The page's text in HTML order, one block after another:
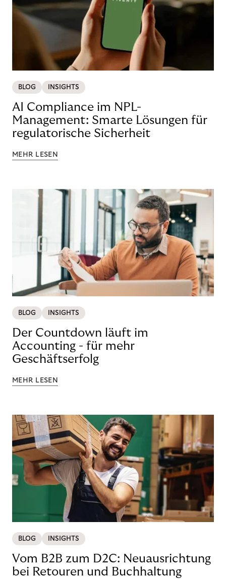
BLOG INSIGHTS
AI Compliance im NPL-
Management: Smarte Lösungen für
regulatorische Sicherheit
MEHR LESEN
BLOG INSIGHTS
Der Countdown läuft im
Accounting - für mehr
Geschäftserfolg
MEHR LESEN
BLOG INSIGHTS
Vom B2B zum D2C: Neuausrichtung
bei Retouren und Buchhaltung